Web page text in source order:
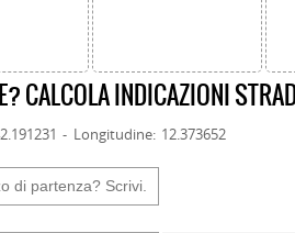
CALCOLA INDICAZIONI
- Longitudine: 12.373652